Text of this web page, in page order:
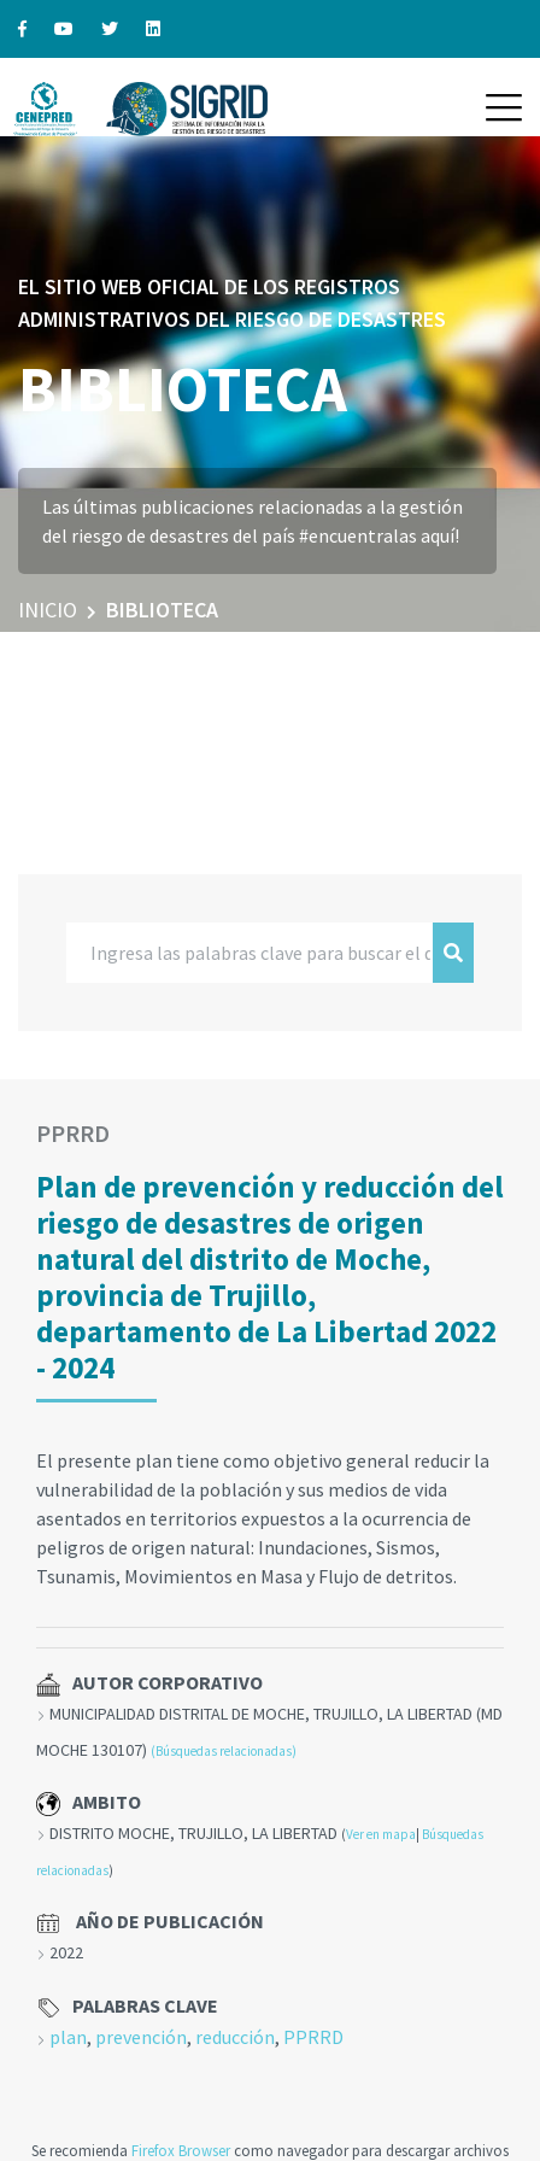
EL SITIO WEB OFICIAL DE LOS REGISTROS
ADMINISTRATIVOS DEL RIESGO DE DESASTRES
BIBLIOTECA
Las últimas publicaciones relacionadas a la gestión
del riesgo de desastres del país #encuentralas aquí!
INICIO BIBLIOTECA
PPRRD
Plan de prevención y reducción del
riesgo de desastres de origen
natural del distrito de Moche,
provincia de Trujillo,
departamento de La Libertad 2022
- 2024
El presente plan tiene como objetivo general reducir la
vulnerabilidad de la población y sus medios de vida
asentados en territorios expuestos a la ocurrencia de
peligros de origen natural: Inundaciones, Sismos,
Tsunamis, Movimientos en Masa y Flujo de detritos.
AUTOR CORPORATIVO
MUNICIPALIDAD DISTRITAL DE MOCHE, TRUJILLO, LA LIBERTAD (MD
MOCHE 130107) (Búsquedas relacionadas)
AMBITO
DISTRITO MOCHE, TRUJILLO, LA LIBERTAD (Ver en mapa Búsquedas
relacionadas)
AÑO DE PUBLICACIÓN
2022
PALABRAS CLAVE
plan, prevención, reducción, PPRRD
Se recomienda Firefox Browsercomo navegador para descargar archivos